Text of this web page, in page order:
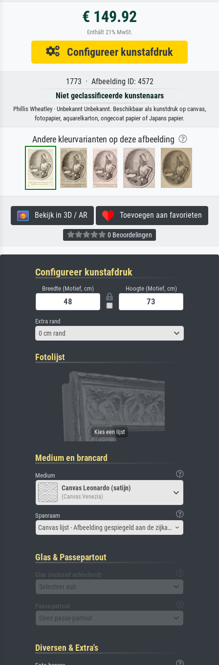
€ 149.92
Enthält 21% MwSt.
Configureer kunstafdruk
1773 · Afbeelding ID: 4572
Niet geclassificeerde kunstenaars
Phillis Wheatley · Unbekannt Unbekannt. Beschikbaar als kunstdruk op canvas,
fotopapier, aquarelkarton, ongecoat papier of Japans papier.
Andere kleurvarianten op deze afbeelding
Bekijk in 3D / AR Toevoegen aan favorieten
0 Beoordelingen
Configureer kunstafdruk
Breedte (Motief, cm) Hoogte (Motief, cm)
Extra rand
0 cm rand
Fotolijst
Medium en brancard
Medium
Canvas Leonardo (satijn)
(Canvas Venezia)
Spanraam
Canvas lijst - Afbeelding gespiegeld aan de zijkant
Glas & Passepartout
Glas (inclusief achterbord)
Selecteer aub
Passe-partout
Geen passe-partout
Diversen & Extra's